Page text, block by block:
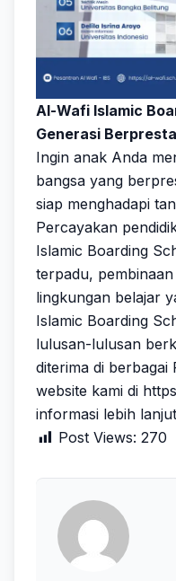
Al-Wafi Islamic
Generasi
Ingin anak Anda
bangsa yang
siap menghadapi
Percayakan
Islamic Boarding
terpadu,
lingkungan belajar
Islamic Boarding
lulusan-lulusan
diterima di berbagai
website kami di
informasi lebih
Post Views: 270